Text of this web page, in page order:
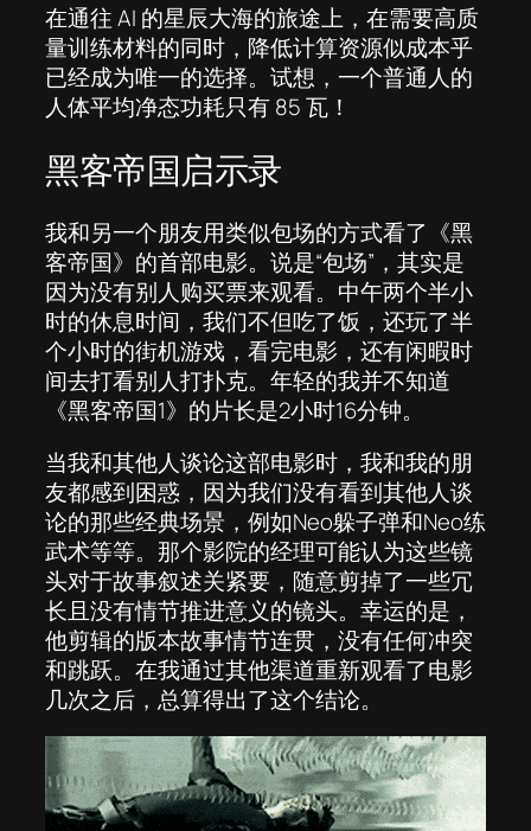
在通往 AI 的星辰大海的旅途上，在需要高质
量训练材料的同时，降低计算资源似成本乎
已经成为唯一的选择。试想，一个普通人的
人体平均净态功耗只有 85 瓦！
黑客帝国启示录
我和另一个朋友用类似包场的方式看了《黑
客帝国》的首部电影。说是“包场”，其实是
因为没有别人购买票来观看。中午两个半小
时的休息时间，我们不但吃了饭，还玩了半
个小时的街机游戏，看完电影，还有闲暇时
间去打看别人打扑克。年轻的我并不知道
《黑客帝国1》的片长是2小时16分钟。
当我和其他人谈论这部电影时，我和我的朋
友都感到困惑，因为我们没有看到其他人谈
论的那些经典场景，例如Neo躲子弹和Neo练
武术等等。那个影院的经理可能认为这些镜
头对于故事叙述关紧要，随意剪掉了一些冗
长且没有情节推进意义的镜头。幸运的是，
他剪辑的版本故事情节连贯，没有任何冲突
和跳跃。在我通过其他渠道重新观看了电影
几次之后，总算得出了这个结论。